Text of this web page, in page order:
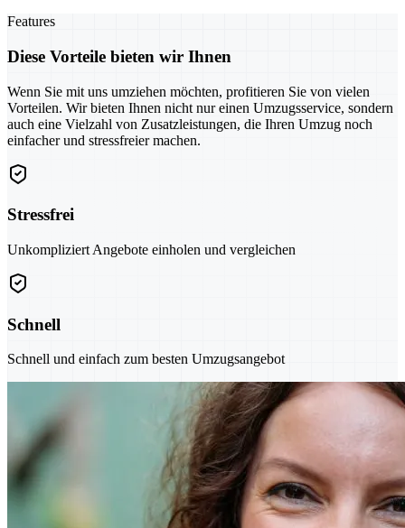
Features
Diese Vorteile bieten wir Ihnen
Wenn Sie mit uns umziehen möchten, profitieren Sie von vielen
Vorteilen. Wir bieten Ihnen nicht nur einen Umzugsservice, sondern
auch eine Vielzahl von Zusatzleistungen, die Ihren Umzug noch
einfacher und stressfreier machen.
Stressfrei
Unkompliziert Angebote einholen und vergleichen
Schnell
Schnell und einfach zum besten Umzugsangebot